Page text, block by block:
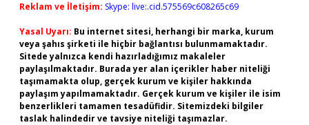
Reklam ve İletişim: Skype: live:.cid.575569c608265c69
Yasal Uyarı: Bu internet sitesi, herhangi bir marka, kurum
veya şahıs şirketi ile hiçbir bağlantısı bulunmamaktadır.
Sitede yalnızca kendi hazırladığımız makaleler
paylaşılmaktadır. Burada yer alan içerikler haber niteliği
taşımamakta olup, gerçek kurum ve kişiler hakkında
paylaşım yapılmamaktadır. Gerçek kurum ve kişiler ile isim
benzerlikleri tamamen tesadüfidir. Sitemizdeki bilgiler
taslak halindedir ve tavsiye niteliği taşımazlar.